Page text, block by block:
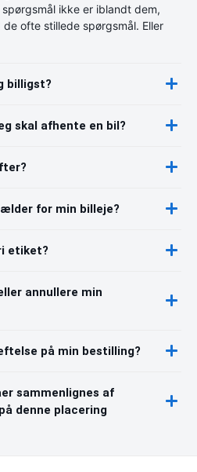
ikke er iblandt dem,
ofte stillede spørgsmål. Eller
billigst?
skal afhente en bil?
for min billeje?
etiket?
annullere min
på min bestilling?
sammenlignes af
denne placering